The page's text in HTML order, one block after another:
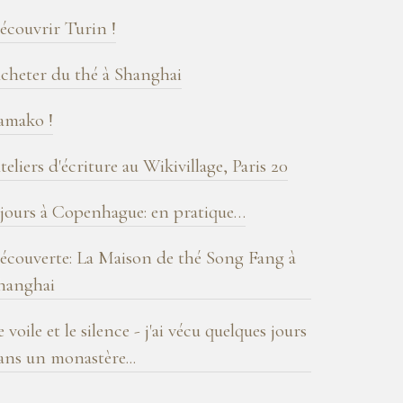
Turin !
du thé à Shanghai
!
d'écriture au Wikivillage, Paris 20
à Copenhague: en pratique…
La Maison de thé Song Fang à
voile et le silence - j'ai vécu quelques jours
un monastère...